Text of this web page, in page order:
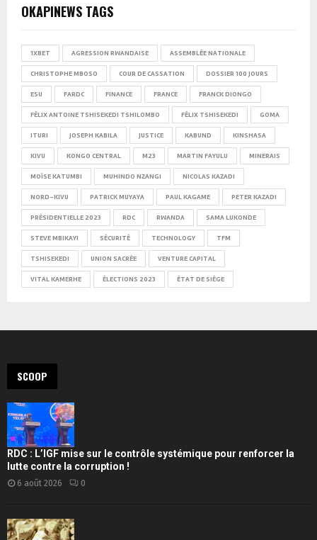
OKAPINEWS TAGS
1XBET AGRESSION RWANDAISE ASSEMBLÉE NATIONALE
CHRISTOPHE MBOSO COUR DE CASSATION DOSSIER 100 JOURS
ESU FARDC FINANCE FRANCE FRANCK DIONGO
FÉLIX ANTOINE TSHISEKEDI TSHILOMBO FÉLIX TSHISEKEDI GOMA
ITURI JOSEPH KABILA JUSTICE KABUND KINSHASA
KIVU KONGO CENTRAL M23 MARTIN FAYULU MINERAIS
MOÏSE KATUMBI MUHINDO NZANGI NICOLAS KAZADI
NORD-KIVU PATRICK MUYAYA PAUL KAGAME PETER KAZADI
PRÉSIDENTIELLE 2023 RDC RWANDA SAMA LUKONDE
STEVE MBIKAYI SÉCURITÉ TECHNOLOGY TFM
TSHISEKEDI UNION SACRÉE VENTURE CAPITAL
VITAL KAMERHE ÉLECTIONS 2023 ÉTAT DE SIÈGE
SCOOP
RDC : L’IGF mise sur le contrôle systémique pour renforcer la
lutte contre la corruption !
6 août 2026 0